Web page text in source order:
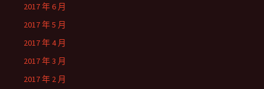
2017 年 6 月
2017 年 5 月
2017 年 4 月
2017 年 3 月
2017 年 2 月